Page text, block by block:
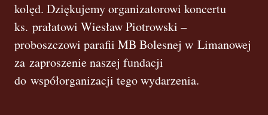
kolęd. Dziękujemy organizatorowi koncertu
ks. prałatowi Wiesław Piotrowski –
proboszczowi parafii MB Bolesnej w Limanowej
za zaproszenie naszej fundacji
do współorganizacji tego wydarzenia.